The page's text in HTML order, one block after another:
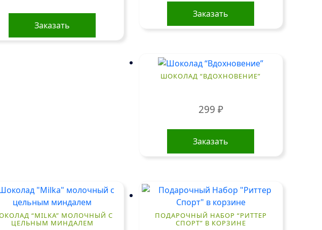
Заказать
Заказать
ШОКОЛАД “ВДОХНОВЕНИЕ”
299 ₽
Заказать
“MILKA” МОЛОЧНЫЙ С
ЦЕЛЬНЫМ МИНДАЛЕМ
ПОДАРОЧНЫЙ НАБОР “РИТТЕР
СПОРТ” В КОРЗИНЕ